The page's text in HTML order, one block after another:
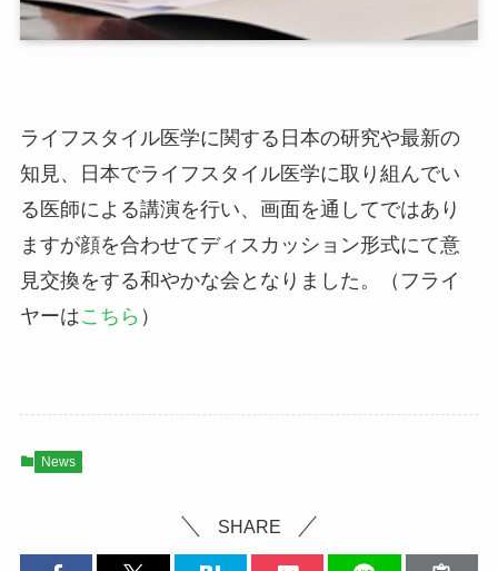
ライフスタイル医学に関する日本の研究や最新の
知見、日本でライフスタイル医学に取り組んでい
る医師による講演を行い、 画面を通してではあり
ますが顔を合わせてディスカッション形式にて意
見交換をする和やかな会となりました。（フライ
ヤーはこちら ）
News
SHARE